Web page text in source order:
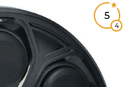
5
4